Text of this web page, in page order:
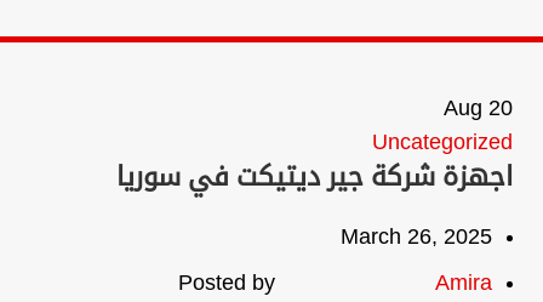
20
Aug
Uncategorized
اجهزة شركة جير ديتيكت في سوريا
March 26, 2025
Posted by
Amira